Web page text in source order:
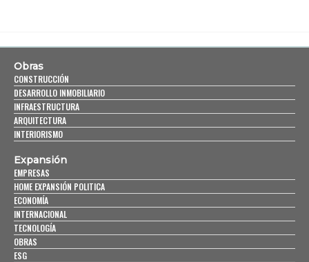
Obras
CONSTRUCCIÓN
DESARROLLO INMOBILIARIO
INFRAESTRUCTURA
ARQUITECTURA
INTERIORISMO
Expansión
EMPRESAS
HOME EXPANSIÓN POLITICA
ECONOMÍA
INTERNACIONAL
TECNOLOGÍA
OBRAS
ESG